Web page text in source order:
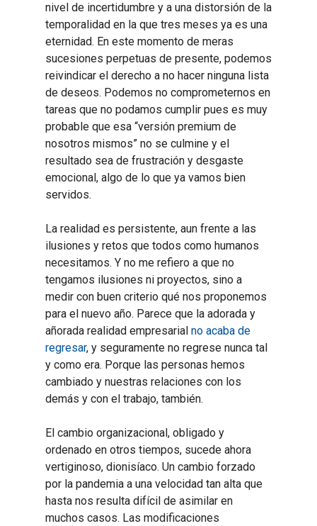
nivel de incertidumbre y a una distorsión de la
temporalidad en la que tres meses ya es una
eternidad. En este momento de meras
sucesiones perpetuas de presente, podemos
reivindicar el derecho a no hacer ninguna lista
de deseos. Podemos no comprometernos en
tareas que no podamos cumplir pues es muy
probable que esa “versión premium de
nosotros mismos” no se culmine y el
resultado sea de frustración y desgaste
emocional, algo de lo que ya vamos bien
servidos.
La realidad es persistente, aun frente a las
ilusiones y retos que todos como humanos
necesitamos. Y no me refiero a que no
tengamos ilusiones ni proyectos, sino a
medir con buen criterio qué nos proponemos
para el nuevo año. Parece que la adorada y
añorada realidad empresarial no acaba de
regresar, y seguramente no regrese nunca tal
y como era. Porque las personas hemos
cambiado y nuestras relaciones con los
demás y con el trabajo, también.
El cambio organizacional, obligado y
ordenado en otros tiempos, sucede ahora
vertiginoso, dionisíaco. Un cambio forzado
por la pandemia a una velocidad tan alta que
hasta nos resulta difícil de asimilar en
muchos casos. Las modificaciones